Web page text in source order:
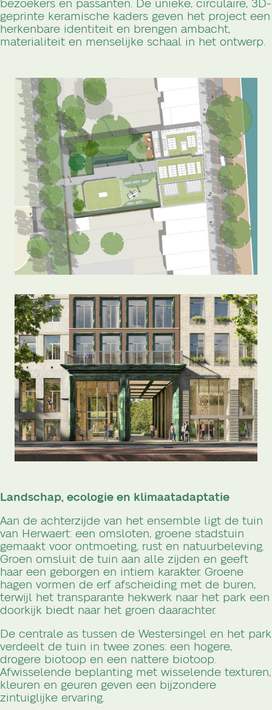
bezoekers en passanten. De unieke, circulaire, 3D-
geprinte keramische kaders geven het project een
herkenbare identiteit en brengen ambacht,
materialiteit en menselijke schaal in het ontwerp.
Landschap, ecologie en klimaatadaptatie
Aan de achterzijde van het ensemble ligt de tuin
van Herwaert: een omsloten, groene stadstuin
gemaakt voor ontmoeting, rust en natuurbeleving.
Groen omsluit de tuin aan alle zijden en geeft
haar een geborgen en intiem karakter. Groene
hagen vormen de erf afscheiding met de buren,
terwijl het transparante hekwerk naar het park een
doorkijk biedt naar het groen daarachter.
De centrale as tussen de Westersingel en het park
verdeelt de tuin in twee zones: een hogere,
drogere biotoop en een nattere biotoop.
Afwisselende beplanting met wisselende texturen,
kleuren en geuren geven een bijzondere
zintuiglijke ervaring.